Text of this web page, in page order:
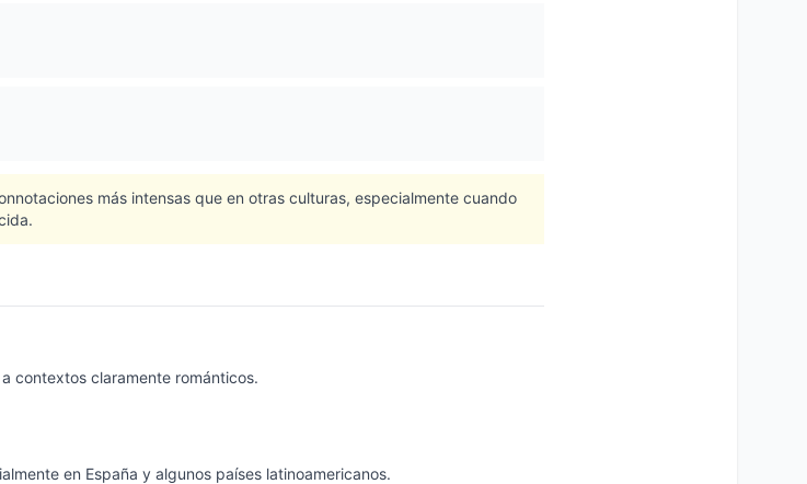
más intensas que en otras culturas, especialmente cuando
contextos claramente románticos.
en España y algunos países latinoamericanos.